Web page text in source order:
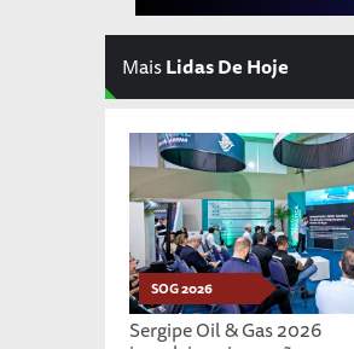
MaisLidas De Hoje
SOG 2026
Sergipe Oil & Gas 2026